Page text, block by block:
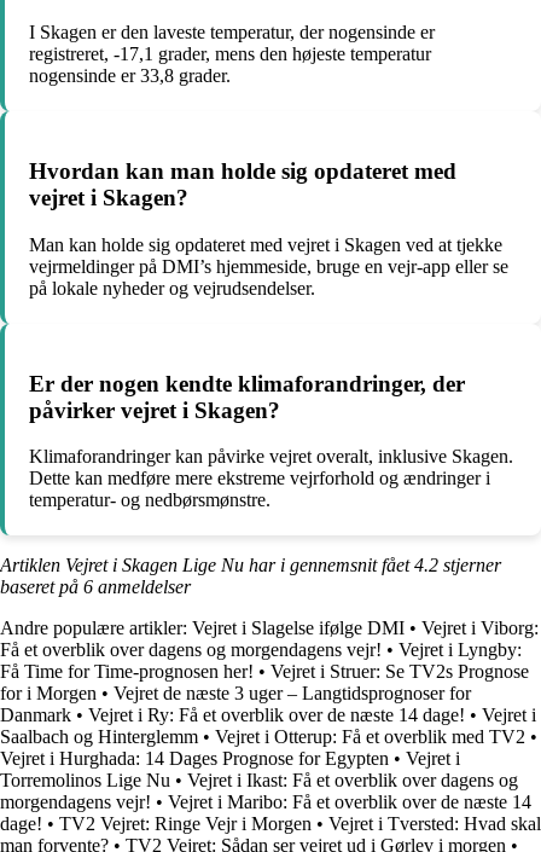
I Skagen er den laveste temperatur, der nogensinde er
registreret, -17,1 grader, mens den højeste temperatur
nogensinde er 33,8 grader.
Hvordan kan man holde sig opdateret med
vejret i Skagen?
Man kan holde sig opdateret med vejret i Skagen ved at tjekke
vejrmeldinger på DMI’s hjemmeside, bruge en vejr-app eller se
på lokale nyheder og vejrudsendelser.
Er der nogen kendte klimaforandringer, der
påvirker vejret i Skagen?
Klimaforandringer kan påvirke vejret overalt, inklusive Skagen.
Dette kan medføre mere ekstreme vejrforhold og ændringer i
temperatur- og nedbørsmønstre.
Artiklen Vejret i Skagen Lige Nu har i gennemsnit fået4.2 stjerner
baseret på 6 anmeldelser
Andre populære artikler: Vejret i Slagelse ifølge DMI • Vejret i Viborg:
Få et overblik over dagens og morgendagens vejr! • Vejret i Lyngby:
Få Time for Time-prognosen her! • Vejret i Struer: Se TV2s Prognose
for i Morgen • Vejret de næste 3 uger – Langtidsprognoser for
Danmark • Vejret i Ry: Få et overblik over de næste 14 dage! • Vejret i
Saalbach og Hinterglemm • Vejret i Otterup: Få et overblik med TV2 •
Vejret i Hurghada: 14 Dages Prognose for Egypten • Vejret i
Torremolinos Lige Nu • Vejret i Ikast: Få et overblik over dagens og
morgendagens vejr! • Vejret i Maribo: Få et overblik over de næste 14
dage! • TV2 Vejret: Ringe Vejr i Morgen • Vejret i Tversted: Hvad skal
man forvente? • TV2 Vejret: Sådan ser vejret ud i Gørlev i morgen •